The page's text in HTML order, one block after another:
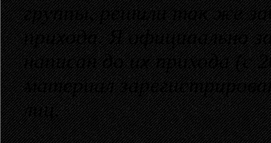
группы, решили так же
прихода. Я официаально
написан до их прихода (с
материал
лиц.